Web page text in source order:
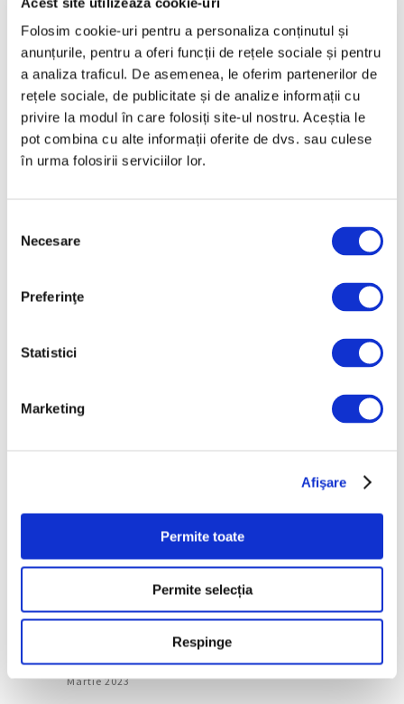
Folosim cookie-uri pentru a personaliza conținutul și
anunțurile, pentru a oferi funcții de rețele sociale și pentru
a analiza traficul. De asemenea, le oferim partenerilor de
rețele sociale, de publicitate și de analize informații cu
privire la modul în care folosiți site-ul nostru. Aceștia le
pot combina cu alte informații oferite de dvs. sau culese
în urma folosirii serviciilor lor.
consimțământului
Necesare
Preferinţe
Statistici
Marketing
Afişare
Permite toate
Permite selecția
Respinge
Ianuarie 2025
Decembrie 2024
Noiembrie 2024
Octombrie 2024
Septembrie 2024
Iunie 2024
Aprilie 2024
Iulie 2023
Mai 2023
Martie 2023